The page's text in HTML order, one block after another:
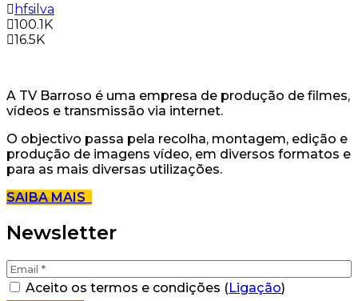
hfsilva
100.1K
16.5K
A TV Barroso é uma empresa de produção de filmes,
vídeos e transmissão via internet.
O objectivo passa pela recolha, montagem, edição e
produção de imagens vídeo, em diversos formatos e
para as mais diversas utilizações.
SAIBA MAIS
Newsletter
Aceito os termos e condições (Ligação)